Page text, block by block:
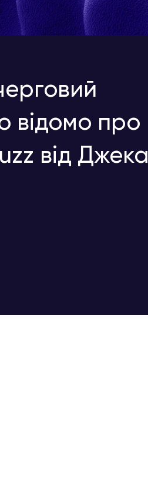
відомо про
від Джека